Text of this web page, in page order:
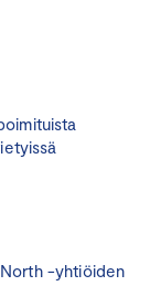
-yhtiöiden